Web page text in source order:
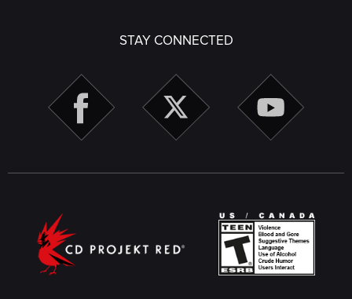
STAY CONNECTED